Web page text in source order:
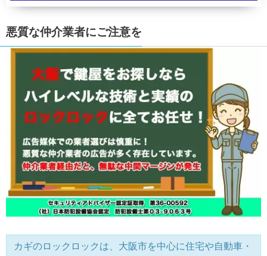
悪質な仲介業者にご注意を
カギのロックロックは、大阪市を中心に住宅や自動車・